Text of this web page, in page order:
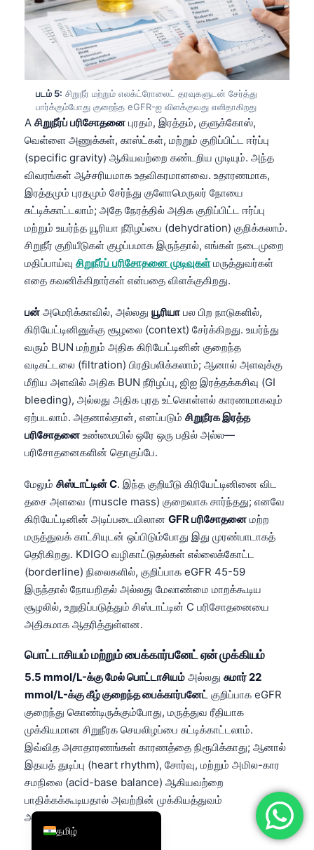
படம் 5: சிறுநீர் மற்றும் எலக்ட்ரோலைட் தரவுகளுடன் சேர்த்து
பார்க்கும்போது குறைந்த eGFR-ஐ விளக்குவது எளிதாகிறது
A சிறுநீர்ப் பரிசோதனை புரதம், இரத்தம், குளுக்கோஸ்,
வெள்ளை அணுக்கள், காஸ்ட்கள், மற்றும் குறிப்பிட்ட ஈர்ப்பு
(specific gravity) ஆகியவற்றை கண்டறிய முடியும். அந்த
விவரங்கள் ஆச்சரியமாக உதவிகரமானவை. உதாரணமாக,
இரத்தமும் புரதமும் சேர்ந்து குளோமெருலர் நோயை
சுட்டிக்காட்டலாம்; அதே நேரத்தில் அதிக குறிப்பிட்ட ஈர்ப்பு
மற்றும் உயர்ந்த யூரியா நீரிழப்பை (dehydration) குறிக்கலாம்.
சிறுநீர் குறியீடுகள் குழப்பமாக இருந்தால், எங்கள் நடைமுறை
மதிப்பாய்வு சிறுநீர்ப் பரிசோதனை முடிவுகள்மருத்துவர்கள்
எதை கவனிக்கிறார்கள் என்பதை விளக்குகிறது.
பன் அமெரிக்காவில், அல்லது யூரியா பல பிற நாடுகளில்,
கிரியேட்டினினுக்கு சூழலை (context) சேர்க்கிறது. உயர்ந்து
வரும் BUN மற்றும் அதிக கிரியேட்டினின் குறைந்த
வடிகட்டலை (filtration) பிரதிபலிக்கலாம்; ஆனால் அளவுக்கு
மீறிய அளவில் அதிக BUN நீரிழப்பு, ஜிஐ இரத்தக்கசிவு (GI
bleeding), அல்லது அதிக புரத உட்கொள்ளல் காரணமாகவும்
ஏற்படலாம். அதனால்தான், எனப்படும் சிறுநீரக இரத்த
பரிசோதனை உண்மையில் ஒரே ஒரு பதில் அல்ல—
பரிசோதனைகளின் தொகுப்பே.
மேலும் சிஸ்டாட்டின் C. இந்த குறியீடு கிரியேட்டினினை விட
தசை அளவை (muscle mass) குறைவாக சார்ந்தது; எனவே
கிரியேட்டினின் அடிப்படையிலான GFR பரிசோதனை மற்ற
மருத்துவக் காட்சியுடன் ஒப்பிடும்போது இது முரண்பாடாகத்
தெரிகிறது. KDIGO வழிகாட்டுதல்கள் எல்லைக்கோட்ட
(borderline) நிலைகளில், குறிப்பாக eGFR 45-59
இருந்தால் நோயறிதல் அல்லது மேலாண்மை மாறக்கூடிய
சூழலில், உறுதிப்படுத்தும் சிஸ்டாட்டின் C பரிசோதனையை
அதிகமாக ஆதரித்துள்ளன.
பொட்டாசியம் மற்றும் பைக்கார்பனேட் ஏன் முக்கியம்
5.5 mmol/L-க்கு மேல் பொட்டாசியம் அல்லது சுமார் 22
mmol/L-க்கு கீழ் குறைந்த பைக்கார்பனேட் குறிப்பாக eGFR
குறைந்து கொண்டிருக்கும்போது, மருத்துவ ரீதியாக
முக்கியமான சிறுநீரக செயலிழப்பை சுட்டிக்காட்டலாம்.
இவ்வித அசாதாரணங்கள் காரணத்தை நிரூபிக்காது; ஆனால்
இதயத் துடிப்பு (heart rhythm), சோர்வு, மற்றும் அமில-கார
சமநிலை (acid-base balance) ஆகியவற்றை
பாதிக்கக்கூடியதால் அவற்றின் முக்கியத்துவம்
அதிகரிக்கிறது.
தமிழ்
English
Deutsch
العربية
Français
עִבְרִית
Italiano
Ελληνικά
Türkçe
Română
简体中文
فارسی
Български
Dansk
Nederlands
हिन्दी
Bahasa Indonesia
Հայերեն
Íslenska
Српски језик
Svenska
Azərbaycan dili
Eesti
日本語
Čeština
ქართული
Русский
Lietuvių kalba
Polski
한국어
Slovenščina
Magyar
Shqip